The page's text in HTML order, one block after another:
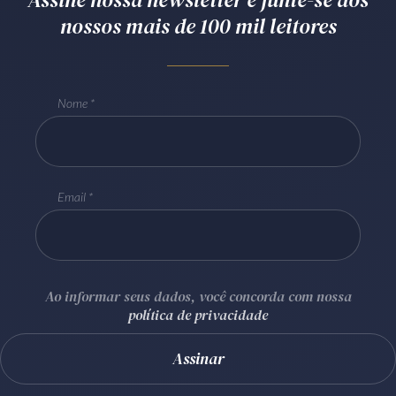
Receba por RSS
Batel Curitiba/PR CEP80240-000
nossos mais de 100 mil leitores
Nome
Email
Ao informar seus dados, você concorda com nossa
política de privacidade